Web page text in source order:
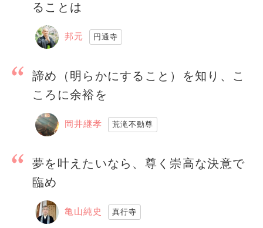
ることは
邦元 円通寺
諦め（明らかにすること）を知り、こ
ころに余裕を
岡井継孝 荒滝不動尊
夢を叶えたいなら、尊く崇高な決意で
臨め
亀山純史 真行寺